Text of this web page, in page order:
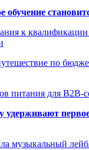
обучение
к квалификации
по
питания для B2B-
музыкальный